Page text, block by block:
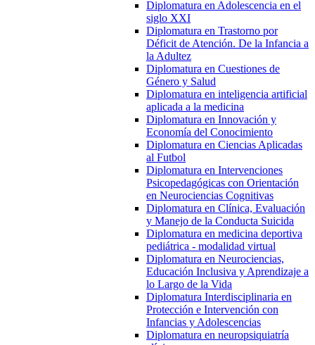
Diplomatura en Adolescencia en el
siglo XXI
Diplomatura en Trastorno por
Déficit de Atención. De la Infancia a
la Adultez
Diplomatura en Cuestiones de
Género y Salud
Diplomatura en inteligencia artificial
aplicada a la medicina
Diplomatura en Innovación y
Economía del Conocimiento
Diplomatura en Ciencias Aplicadas
al Futbol
Diplomatura en Intervenciones
Psicopedagógicas con Orientación
en Neurociencias Cognitivas
Diplomatura en Clínica, Evaluación
y Manejo de la Conducta Suicida
Diplomatura en medicina deportiva
pediátrica - modalidad virtual
Diplomatura en Neurociencias,
Educación Inclusiva y Aprendizaje a
lo Largo de la Vida
Diplomatura Interdisciplinaria en
Protección e Intervención con
Infancias y Adolescencias
Diplomatura en neuropsiquiatría